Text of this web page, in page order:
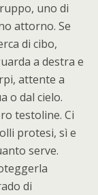
uno di
attorno. Se
di cibo,
a destra e
attente a
o dal cielo.
testoline. Ci
protesi, sì e
serve.
di